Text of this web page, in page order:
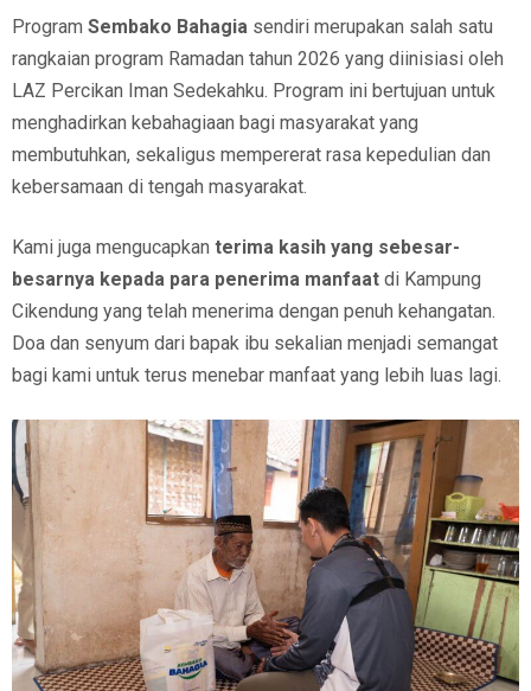
Program Sembako Bahagia sendiri merupakan salah satu
rangkaian program Ramadan tahun 2026 yang diinisiasi oleh
LAZ Percikan Iman Sedekahku. Program ini bertujuan untuk
menghadirkan kebahagiaan bagi masyarakat yang
membutuhkan, sekaligus mempererat rasa kepedulian dan
kebersamaan di tengah masyarakat.
Kami juga mengucapkan terima kasih yang sebesar-
besarnya kepada para penerima manfaat di Kampung
Cikendung yang telah menerima dengan penuh kehangatan.
Doa dan senyum dari bapak ibu sekalian menjadi semangat
bagi kami untuk terus menebar manfaat yang lebih luas lagi.